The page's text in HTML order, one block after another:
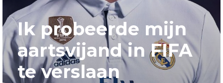
Ik probeerde mijn
aartsvijand in FIFA
te verslaan